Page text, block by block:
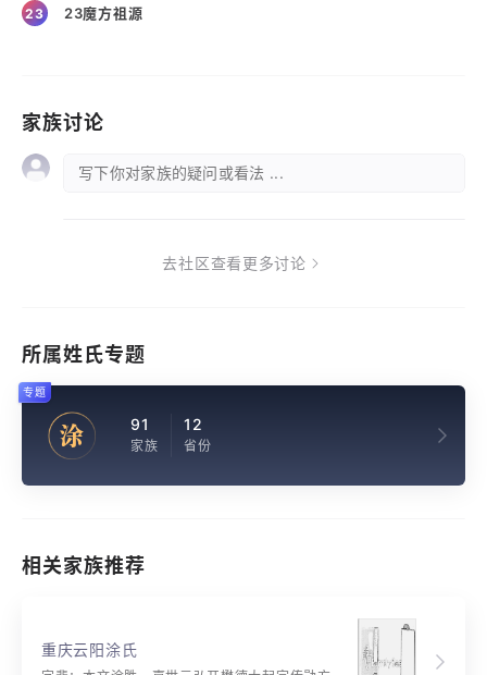
23 23魔方祖源
家族讨论
写下你对家族的疑问或看法 ...
去社区查看更多讨论
所属姓氏专题
涂 91
家族
12
省份
专题
相关家族推荐
重庆云阳涂氏